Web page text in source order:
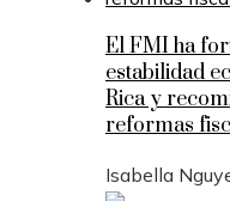
El FMI ha
estabilidad
Rica y
reformas
Isabella